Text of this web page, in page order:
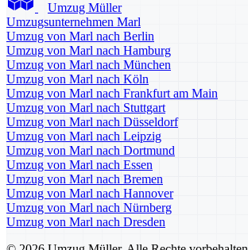
Umzug Müller
Umzugsunternehmen Marl
Umzug von Marl nach Berlin
Umzug von Marl nach Hamburg
Umzug von Marl nach München
Umzug von Marl nach Köln
Umzug von Marl nach Frankfurt am Main
Umzug von Marl nach Stuttgart
Umzug von Marl nach Düsseldorf
Umzug von Marl nach Leipzig
Umzug von Marl nach Dortmund
Umzug von Marl nach Essen
Umzug von Marl nach Bremen
Umzug von Marl nach Hannover
Umzug von Marl nach Nürnberg
Umzug von Marl nach Dresden